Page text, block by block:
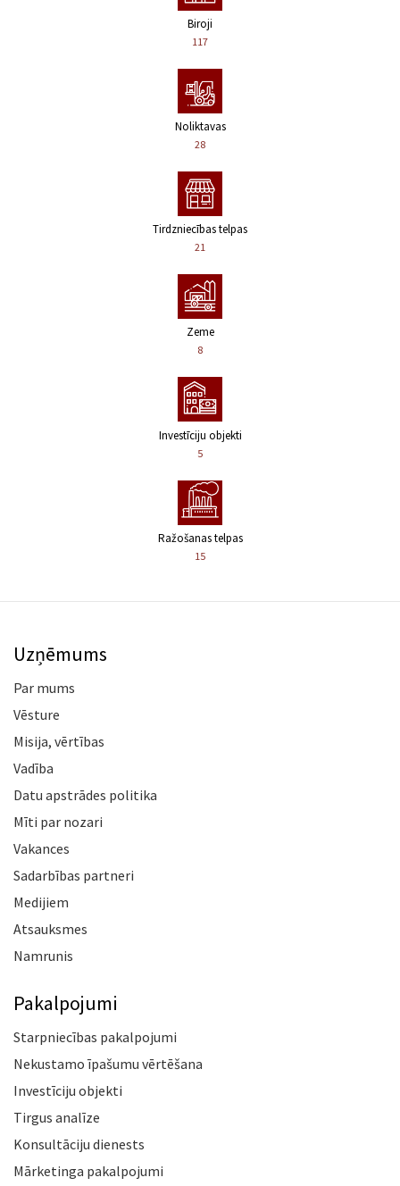
Biroji
117
Noliktavas
28
Tirdzniecības telpas
21
Zeme
8
Investīciju objekti
5
Ražošanas telpas
15
Uzņēmums
Par mums
Vēsture
Misija, vērtības
Vadība
Datu apstrādes politika
Mīti par nozari
Vakances
Sadarbības partneri
Medijiem
Atsauksmes
Namrunis
Pakalpojumi
Starpniecības pakalpojumi
Nekustamo īpašumu vērtēšana
Investīciju objekti
Tirgus analīze
Konsultāciju dienests
Mārketinga pakalpojumi